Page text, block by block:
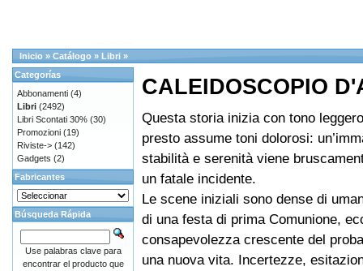
Inicio » Catálogo » Libri »
CALEIDOSCOPIO
Questa storia inizia con tono
presto assume toni dolorosi:
stabilità e serenità viene
un fatale incidente.
Le scene iniziali sono dense di
di una festa di prima Comunione,
consapevolezza crescente del
una nuova vita. Incertezze,
Categorías
Abbonamenti (4)
Libri (2492)
Libri Scontati 30% (30)
Promozioni (19)
Riviste-> (142)
Gadgets (2)
Fabricantes
Búsqueda Rápida
Use palabras clave para
encontrar el producto que